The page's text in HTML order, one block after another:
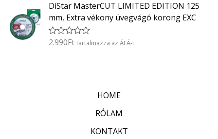
/
5
é
e
l
é
s
DiStar MasterCUT LIMITED EDITION 125
mm, Extra vékony üvegvágó korong EXC
É
2.990Ft tartalmazza az ÁFÁ-t
HOME
RÓLAM
KONTAKT